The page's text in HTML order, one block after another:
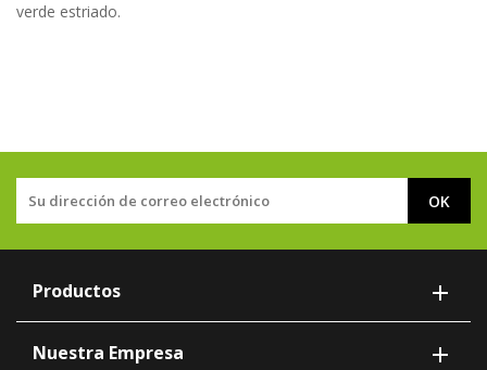
verde estriado.
Productos 
Nuestra Empresa 